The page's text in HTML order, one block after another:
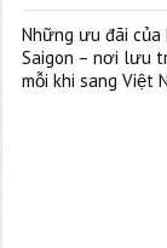
Những ưu đãi của
Saigon – nơi lưu
mỗi khi sang Việt